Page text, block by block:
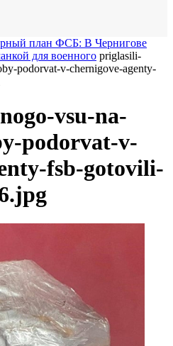
план ФСБ: В Чернигове
для военного priglasili-
podorvat-v-chernigove-agenty-
vsu-na-
podorvat-v-
fsb-gotovili-